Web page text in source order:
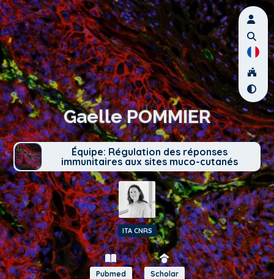
Gaelle POMMIER
Équipe: Régulation des réponses
immunitaires aux sites muco-cutanés
ITA CNRS
Pubmed Scholar